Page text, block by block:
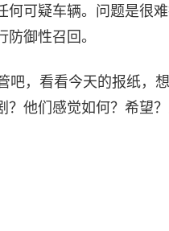
可疑车辆。问题是很
御性召回。
，看看今天的报纸，
他们感觉如何？希望